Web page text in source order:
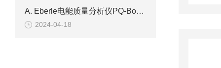
A. Eberle电能质量分析仪PQ-Box 200具体参数及案列
2024-04-18